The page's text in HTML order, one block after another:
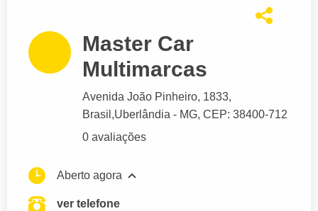
Master Car
Multimarcas
Avenida João Pinheiro, 1833,
Brasil,Uberlândia - MG, CEP: 38400-712
0 avaliações
Aberto agora
ver telefone